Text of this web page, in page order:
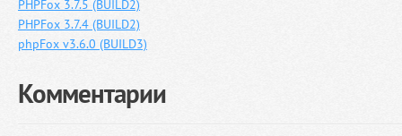
PHPFox 3.7.5 (BUILD2)
PHPFox 3.7.4 (BUILD2)
phpFox v3.6.0 (BUILD3)
Комментарии